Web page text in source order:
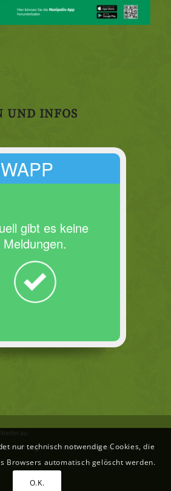
UND INFOS
gibt es keine
Meldungen.
Kontakt Sitemap
nur technisch notwendige Cookies, die
Browsers automatisch gelöscht werden.
O.K.